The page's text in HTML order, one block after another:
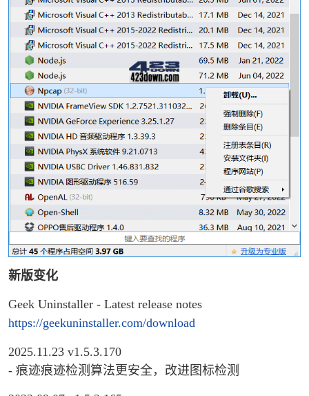
新版变化
Geek Uninstaller - Latest release notes
https://geekuninstaller.com/download
2025.11.23 v1.5.3.170
- 痕迹痕迹检测算法更安全，改进图标检测